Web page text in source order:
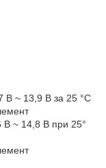
В ~ 13,9 В за 25 °C
В ~ 14,8 В при 25°